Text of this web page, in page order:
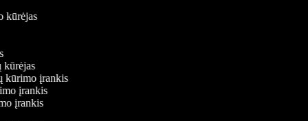
kūrėjas
kūrėjas
kūrimo įrankis
įrankis
įrankis